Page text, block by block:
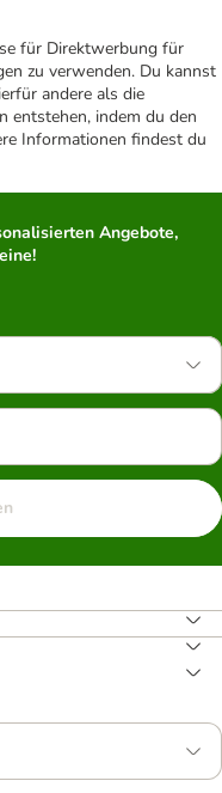
für Direktwerbung für
zu verwenden. Du kannst
andere als die
entstehen, indem du den
Informationen findest du
Angebote,